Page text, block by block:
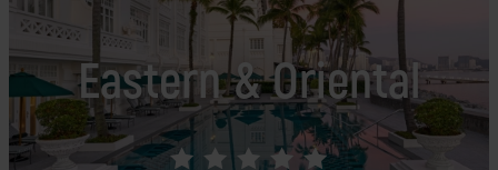
Eastern & Oriental